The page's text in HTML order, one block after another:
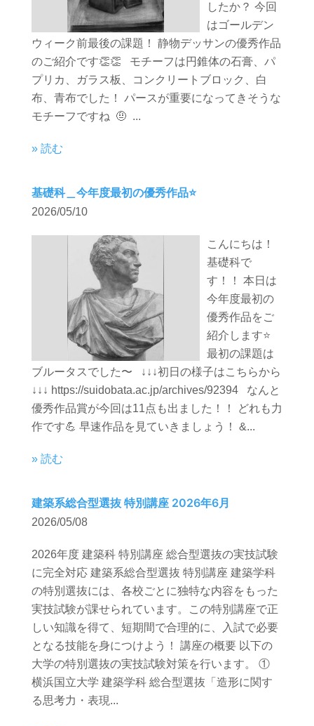
したか？ 今回
はゴールデン
ウィーク前最後の課題！ 静物デッサンの優秀作品
のご紹介です👏👏 モチーフは円錐体の石膏、パ
プリカ、ガラス板、コンクリートブロック、白
布、青布でした！ パースが重要になってきそうな
モチーフですね 🤨 ...
» 読む
基礎科＿今年度最初の優秀作品⭐️
2026/05/10
こんにちは！
基礎科で
す！！ 本日は
今年度最初の
優秀作品をご
紹介します⭐️
最初の課題は
ブルータスでした〜 ↓↓↓初日の様子はこちらから
↓↓↓ https://suidobata.ac.jp/archives/92394 なんと
優秀作品賞が今回は11点も出ました！！ どれも力
作です💪 早速作品を見ていきましょう！ &...
» 読む
建築系総合型選抜 特別講座 2026年6月
2026/05/08
2026年度 建築科 特別講座 総合型選抜の実技試験
に完全対応 建築系総合型選抜 特別講座 建築学科
の特別選抜には、各校ごとに独特な内容をもった
実技試験が課せられています。この特別講座で正
しい知識を得て、短期間で合理的に、入試で必要
となる技能を身につけよう！ 講座の概要 以下の
大学の特別選抜の実技試験対策を行います。 ①
横浜国立大学 建築学科 総合型選抜「造形に関す
る思考力・表現...